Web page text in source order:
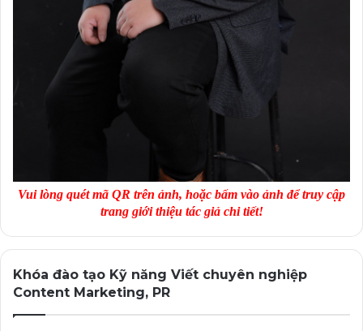
hợp trend đang được mọi người bàn tán nhiều.
Đương nhiên, khi đôi chân cứ bước theo con đường
Outbound, trong khi đầu lại nghĩ về Inbound, thì chẳng
bao giờ chúng ta có thể tận hưởng những kết quả tốt đẹp
Tác giả: Trung Hiếu – Vietchuyennghiep.vn
Vui lòng quét mã QR trên ảnh, hoặc bấm vào ảnh để truy cập
trang giới thiệu tác giả chi tiết!
Khóa đào tạo Kỹ năng Viết chuyên nghiệp
Content Marketing, PR